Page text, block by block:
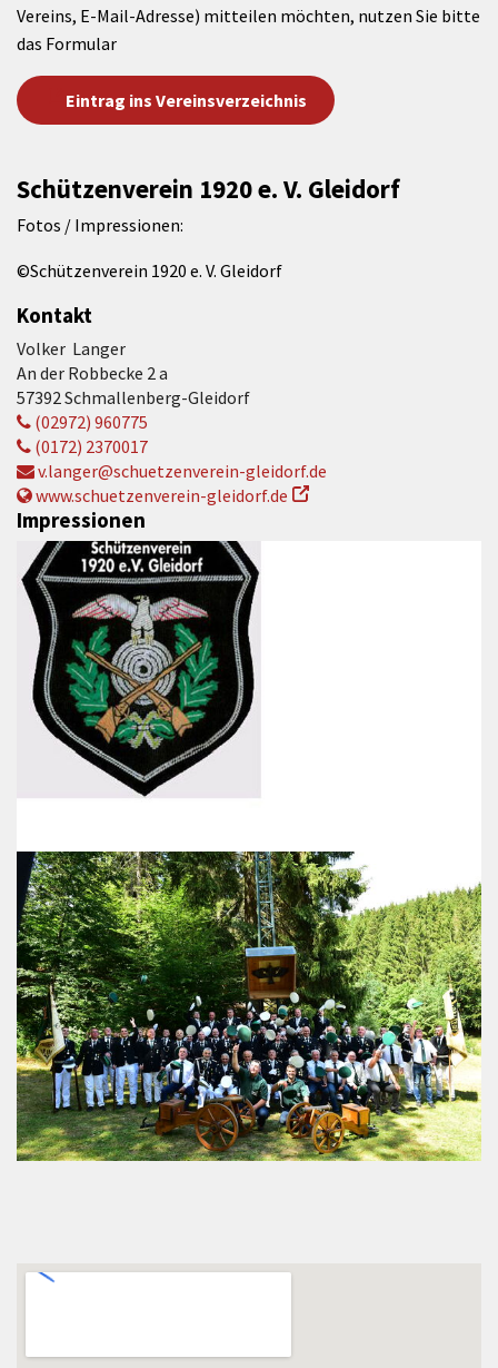
Vereins, E-Mail-Adresse) mitteilen möchten, nutzen Sie bitte
das Formular
Eintrag ins Vereinsverzeichnis
Schützenverein 1920 e. V. Gleidorf
Fotos / Impressionen:
©Schützenverein 1920 e. V. Gleidorf
Kontakt
Volker Langer
An der Robbecke 2 a
57392 Schmallenberg-Gleidorf
(02972) 960775
(0172) 2370017
v.langer@schuetzenverein-gleidorf.de
www.schuetzenverein-gleidorf.de
Impressionen